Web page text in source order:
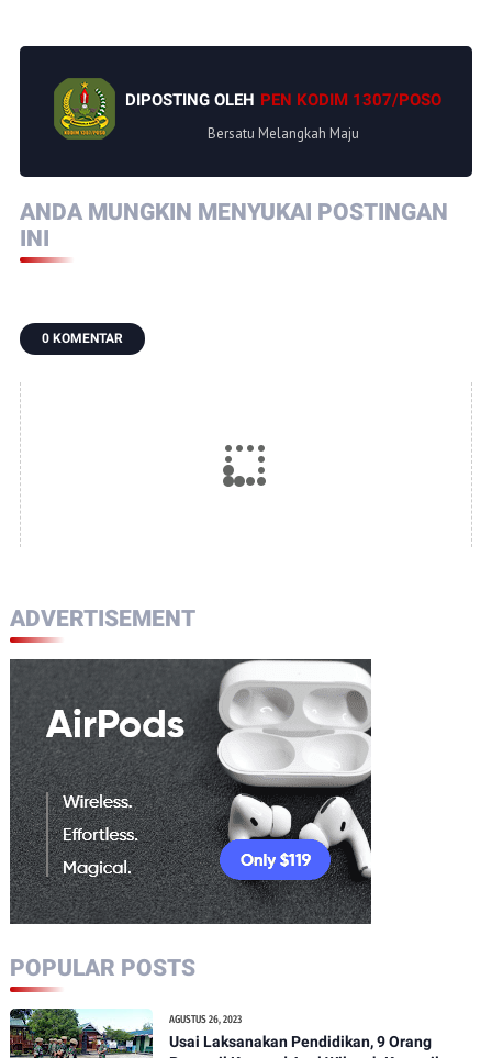
DIPOSTING OLEH PEN KODIM 1307/POSO
Bersatu Melangkah Maju
ANDA MUNGKIN MENYUKAI POSTINGAN
INI
0 KOMENTAR
ADVERTISEMENT
POPULAR POSTS
AGUSTUS 26, 2023
Usai Laksanakan Pendidikan, 9 Orang